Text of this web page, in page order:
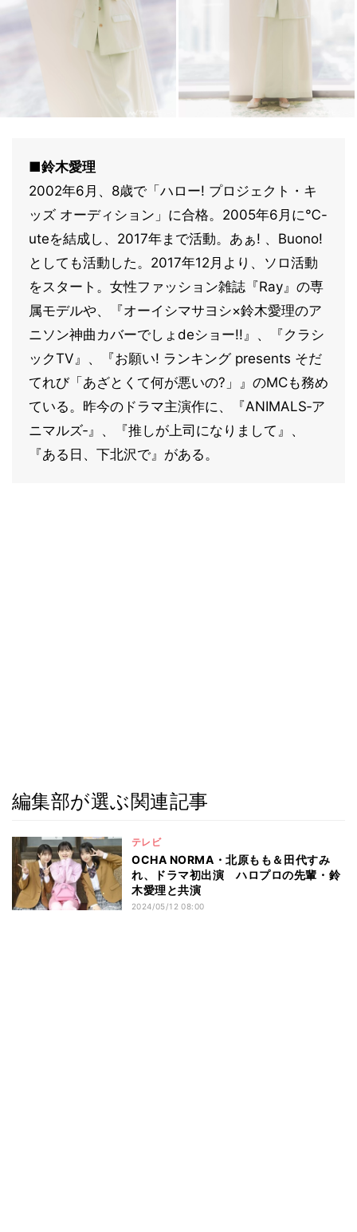
■鈴木愛理
2002年6月、8歳で「ハロー! プロジェクト・キ
ッズ オーディション」に合格。2005年6月に℃-
uteを結成し、2017年まで活動。あぁ! 、Buono!
としても活動した。2017年12月より、ソロ活動
をスタート。女性ファッション雑誌『Ray』の専
属モデルや、『オーイシマサヨシ×鈴木愛理のア
ニソン神曲カバーでしょdeショー!!』、『クラシ
ックTV』、『お願い! ランキング presents そだ
てれび「あざとくて何が悪いの?」』のMCも務め
ている。昨今のドラマ主演作に、『ANIMALS‐ア
ニマルズ‐』、『推しが上司になりまして』、
『ある日、下北沢で』がある。
編集部が選ぶ関連記事
テレビ
OCHA NORMA・北原もも＆田代すみ
れ、ドラマ初出演 ハロプロの先輩・鈴
木愛理と共演
2024/05/12 08:00